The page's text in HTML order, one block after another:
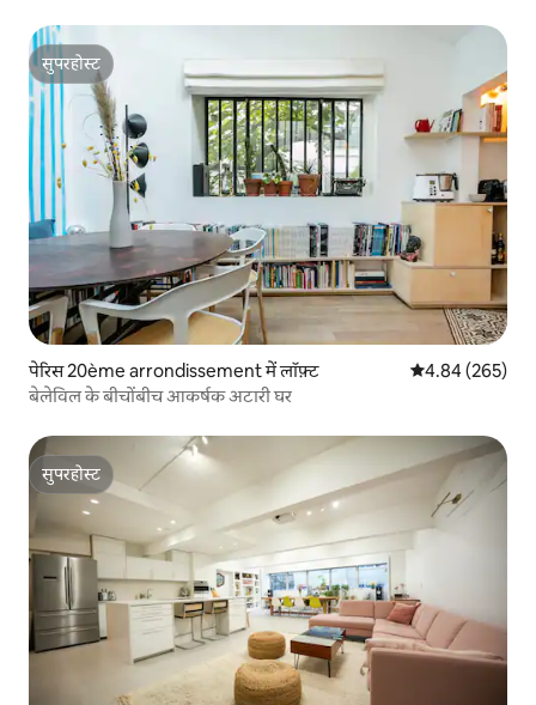
सुपरहोस्ट
सुपरहोस्ट
पेरिस 20ème arrondissement में लॉफ़्ट औसत रेटिंग 5 में से
4.84 (265)
बेलेविल के बीचोंबीच आकर्षक अटारी घर
सुपरहोस्ट
सुपरहोस्ट